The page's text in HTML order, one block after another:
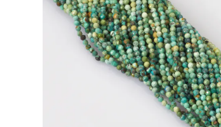
Turkus afrykański kulki fasetowane 2mm
Kamienie to jedne z najbardziej cenionych
nabiera indywidualnego charakteru.
Turkus afrykański wyróżnia się tym, że
bransoletkach i naszyjnikach o bardziej